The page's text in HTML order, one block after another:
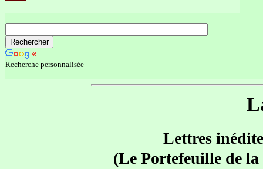
Recherche personnalisée
Lettres
(Le Portefeuille de